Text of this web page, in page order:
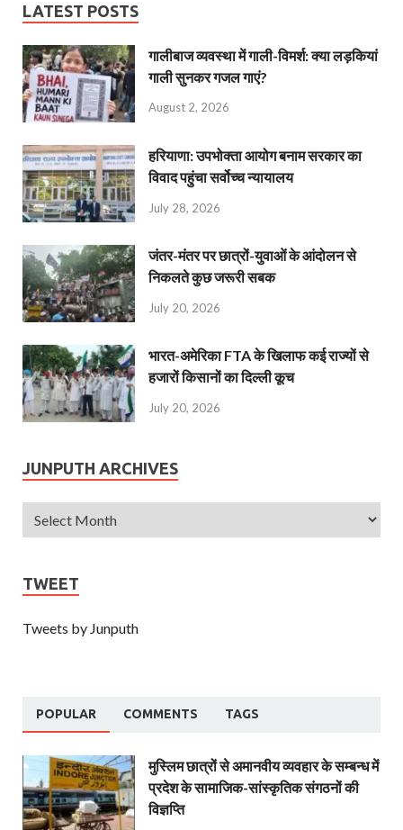
LATEST POSTS
गालीबाज व्‍यवस्‍था में गाली-विमर्श: क्या लड़कियां
गाली सुनकर गजल गाएं?
August 2, 2026
हरियाणा: उपभोक्ता आयोग बनाम सरकार का
विवाद पहुंचा सर्वोच्च न्यायालय
July 28, 2026
जंतर-मंतर पर छात्रों-युवाओं के आंदोलन से
निकलते कुछ जरूरी सबक
July 20, 2026
भारत-अमेरिका FTA के खिलाफ कई राज्यों से
हजारों किसानों का दिल्ली कूच
July 20, 2026
JUNPUTH ARCHIVES
TWEET
Tweets by Junputh
POPULAR COMMENTS TAGS
मुस्लिम छात्रों से अमानवीय व्यवहार के सम्बन्ध में
प्रदेश के सामाजिक-सांस्कृतिक संगठनों की
विज्ञप्ति